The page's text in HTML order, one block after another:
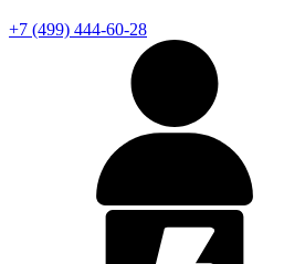
+7 (499) 444-60-28